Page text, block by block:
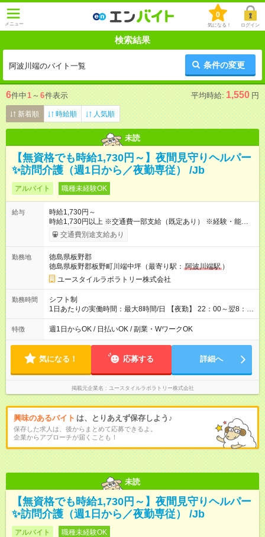
メニュー
0
気になる！ ログイン
検索結果
阿波川端のバイト一覧 条件の変更
6件中1 ～ 6件表示 平均時給: 1,550 円
新着順 時給順 人気順
未読
【無資格でも時給1,730円～】夜間見守りヘルパー
✨訪問介護（週1日から／夜勤専従） /Jb
アルバイト 職種未経験OK
給与
時給1,730円～
時給1,730円以上 ※交通費一部支給（既定あり） ※経験・能力を
考慮して決定します 【収入例】 週1回勤務の場合：1,730円×8時
間×4回=5万5,360円 週3回勤務の場合：1,730円×8時間×12回
月 ※ 雇用形態と給与に、本採用時と異なる部分があります。 雇
用形態：本採用時と同じです。 給与：時給 1,480円以上
交通費別途支給あり
勤務地
徳島県板野郡
徳島県板野郡板野町川端中坪（最寄り駅： 阿波川端駅 ）
ユースタイルラボラトリー株式会社
勤務時間
シフト制
1日あたりの実働時間：最大8時間/日 【夜勤】 22：00～翌8：
00 ※週1日～OK ／ 夜勤専従 ※上記の時間内で8時間勤務（休憩
1時間）ご利用者様により、時間は異なります。 ※曜日固定（毎
特徴 週1日からOK / 日払いOK / 副業・WワークOK
気になる！ 応募する 詳細へ
掲載元企業名 ユースタイルラボラトリー株式会社
興味のあるバイト は、とりあえず保存しよう♪
保存した求人は、後からまとめて応募できるよ。
企業からアプローチが届くことも！
未読
【無資格でも時給1,730円～】夜間見守りヘルパー
✨訪問介護（週1日から／夜勤専従） /Jb
アルバイト 職種未経験OK